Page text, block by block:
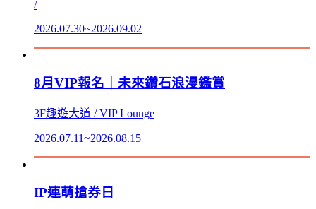
/
2026.07.30~2026.09.02
8月VIP報名｜未來鑽石浪漫鑑賞
3F趣遊大道 / VIP Lounge
2026.07.11~2026.08.15
IP連萌搶券日